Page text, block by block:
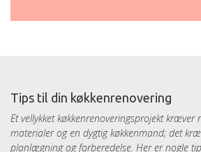
Tips til din køkkenrenovering
Et vellykket køkkenrenoveringsprojekt
materialer og en dygtig køkkenmand; det
planlægning og forberedelse. Her er nogle